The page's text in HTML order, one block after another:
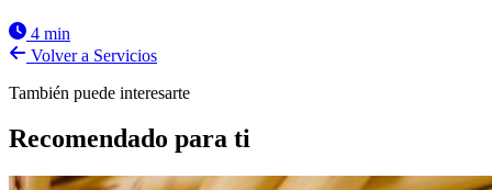
4 min
Volver a Servicios
También puede interesarte
Recomendado para ti